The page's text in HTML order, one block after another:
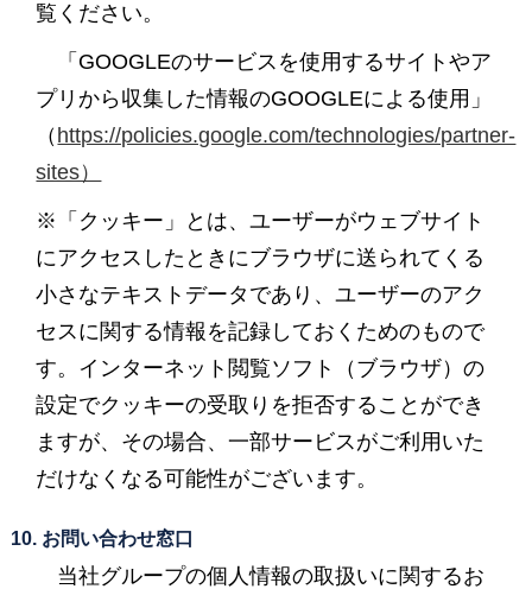
覧ください。
「GOOGLEのサービスを使用するサイトやア
プリから収集した情報のGOOGLEによる使用」
（ https://policies.google.com/technologies/partner-
sites）
※「クッキー」とは、ユーザーがウェブサイト
にアクセスしたときにブラウザに送られてくる
小さなテキストデータであり、ユーザーのアク
セスに関する情報を記録しておくためのもので
す。インターネット閲覧ソフト（ブラウザ）の
設定でクッキーの受取りを拒否することができ
ますが、その場合、一部サービスがご利用いた
だけなくなる可能性がございます。
10. お問い合わせ窓口
当社グループの個人情報の取扱いに関するお